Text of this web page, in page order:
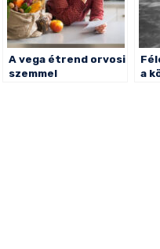
A vega étrend orvosi
szemmel
a